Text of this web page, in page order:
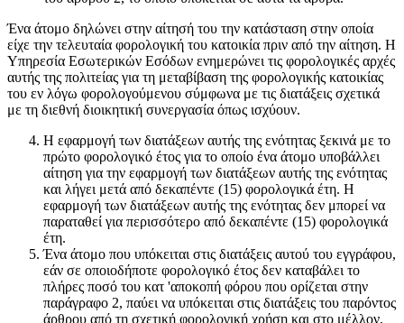
Ένα άτομο δηλώνει στην αίτησή του την κατάσταση στην οποία
είχε την τελευταία φορολογική του κατοικία πριν από την αίτηση. Η
Υπηρεσία Εσωτερικών Εσόδων ενημερώνει τις φορολογικές αρχές
αυτής της πολιτείας για τη μεταβίβαση της φορολογικής κατοικίας
του εν λόγω φορολογούμενου σύμφωνα με τις διατάξεις σχετικά
με τη διεθνή διοικητική συνεργασία όπως ισχύουν.
Η εφαρμογή των διατάξεων αυτής της ενότητας ξεκινά με το
πρώτο φορολογικό έτος για το οποίο ένα άτομο υποβάλλει
αίτηση για την εφαρμογή των διατάξεων αυτής της ενότητας
και λήγει μετά από δεκαπέντε (15) φορολογικά έτη. Η
εφαρμογή των διατάξεων αυτής της ενότητας δεν μπορεί να
παραταθεί για περισσότερο από δεκαπέντε (15) φορολογικά
έτη.
Ένα άτομο που υπόκειται στις διατάξεις αυτού του εγγράφου,
εάν σε οποιοδήποτε φορολογικό έτος δεν καταβάλει το
πλήρες ποσό του κατ 'αποκοπή φόρου που ορίζεται στην
παράγραφο 2, παύει να υπόκειται στις διατάξεις του παρόντος
άρθρου από τη σχετική φορολογική χρήση και στο μέλλον,